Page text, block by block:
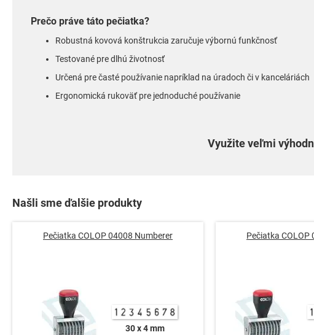
Prečo práve táto pečiatka?
Robustná kovová konštrukcia zaručuje výbornú funkčnosť
Testované pre dlhú životnosť
Určená pre časté používanie napríklad na úradoch či v kanceláriách
Ergonomická rukoväť pre jednoduché používanie
Využite veľmi
Našli sme ďalšie produkty
Pečiatka COLOP 04008 Numberer
30 x 4 mm
Pečiatka COLOP